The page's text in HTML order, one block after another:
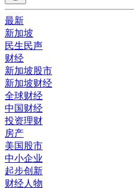
最新
新加坡
民生民声
财经
新加坡股市
新加坡财经
全球财经
中国财经
投资理财
房产
美国股市
中小企业
起步创新
财经人物